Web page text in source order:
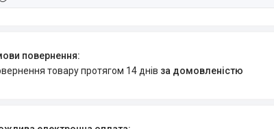
товару протягом 14 днів за домовленістю